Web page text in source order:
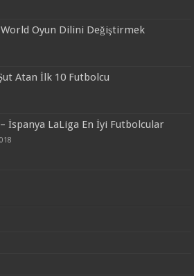
World Oyun Dilini Değiştirmek
Atan İlk 10 Futbolcu
İspanya LaLiga En İyi Futbolcular